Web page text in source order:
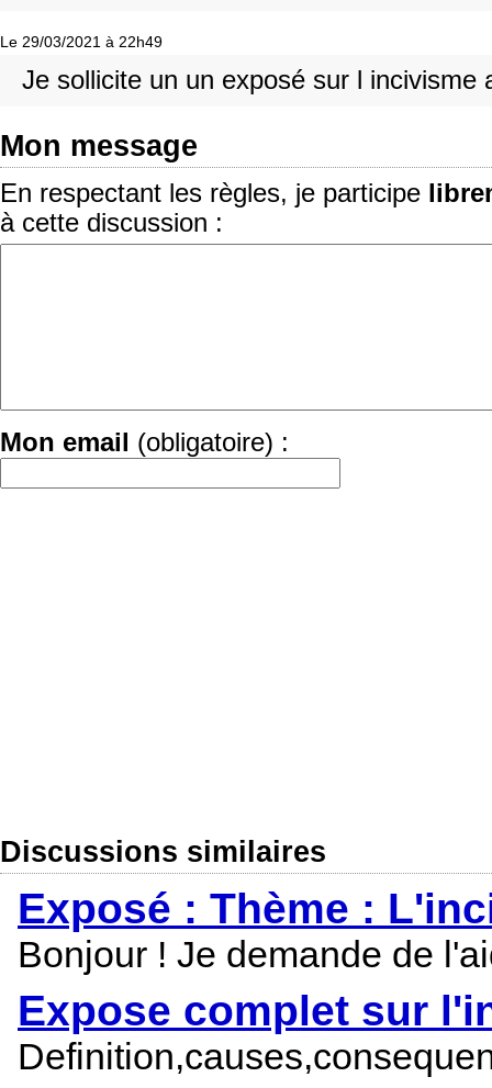
Le 29/03/2021 à 22h49
Je sollicite un un exposé sur l incivisme
Mon message
En respectant les règles, je participe
à cette discussion :
Mon email (obligatoire) :
Discussions similaires
Exposé : Thème :
Bonjour ! Je demande de
Expose complet sur